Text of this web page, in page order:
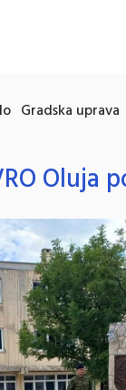
Gradska uprava
Oluja